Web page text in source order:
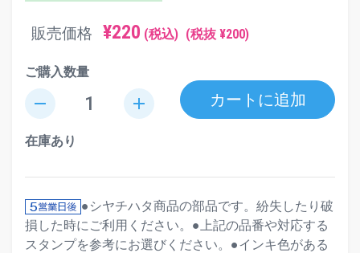
販売価格 ¥220 (税込) (税抜 ¥200)
ご購入数量
remove add カートに追加
在庫あり
●シヤチハタ商品の部品です。紛失したり破
損した時にご利用ください。●上記の品番や対応する
スタンプを参考にお選びください。●インキ色がある